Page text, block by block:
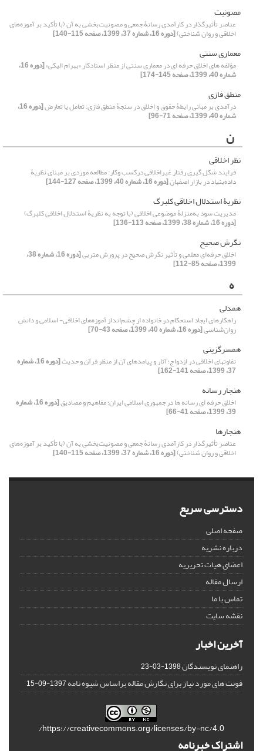
مصونیت
عناصر تأثیرگذار در کارآمدی رسانۀ جمعی و مصونیت‌بخشی به آن (با تأکید بر آموزه‌های
اخلاقی و روان شناختی)[دوره 16، شماره 37، 1399، صفحه 115-140]
معماری سنتی
مؤلفه های اخلاق حرفه ای در معماری سنتی از منظر استادکار «بهرام الیکی» [دوره 16،
شماره 40، 1399، صفحه 145-174]
منطق ‌فازی
درآمدی بر مبانی رابطۀ حقوق و اخلاق در سنجۀ منطق ‌فازی: تعامل یا تعارض [دوره 16،
شماره 40، 1399، صفحه 71-96]
ن
نظر اخلاقی
فرایند شکل گیری رفتار غیراخلاقی درکسب وکار: مطالعه موردی بر مبنای نظریۀ
داده‌بنیاد در بازار اصفهان[دوره 16، شماره 40، 1399، صفحه 127-144]
نظریۀ استدلال اخلاقی کلبرگ
مدیریت سود به‌منزلۀ موضوعی اخلاقی (با توجه به نظریۀ استدلال اخلاقی کلبرگ)
[دوره 16، شماره 38، 1399، صفحه 113-136]
نگرش صحیح
اخلاق حرفه‌ای معلمی و تأثیر نگرش صحیح در پرورش متربی [دوره 16، شماره 38،
1399، صفحه 85-112]
ه
همدلی
راهکارهای ایجاد استحکام در خانواده از چشم‌انداز آموزه‌های اخلاقی- اسلامی و دانش
روان‌شناسی[دوره 16، شماره 40، 1399، صفحه 43-70]
همسرگزینی
تفاوتهای اخلاقی در ازدواج؛ آثار و پیامدهای آن از منظر قرآن و حدیث [دوره 16، شماره
37، 1399، صفحه 141-162]
هنجار رسانه
اخلاق حرفه‏ ای رسانه‏ ها در جمهوری اسلامی ایران؛ مفاهیم و مصادیق [دوره 16، شماره
39، 1399، صفحه 41-66]
هنجارها
عناصر تأثیرگذار در کارآمدی رسانۀ جمعی و مصونیت‌بخشی به آن (با تأکید بر آموزه‌های
اخلاقی و روان شناختی)[دوره 16، شماره 37، 1399، صفحه 115-140]
دسترسی سریع
صفحه اصلی
درباره نشریه
اعضای هیات تحریریه
ارسال مقاله
تماس با ما
نقشه سایت
آخرین اخبار
راهنمای نویسندگان1398-03-23
فونت های مورد نیاز برای نگارش مقاله براساس شیوه نامه1397-09-15
https://creativecommons.org/licenses/by-nc/4.0/
اشتراک خبرنامه